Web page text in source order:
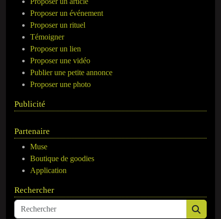
Proposer un événement
Proposer un rituel
Témoigner
Proposer un lien
Proposer une vidéo
Publier une petite annonce
Proposer une photo
Publicité
Partenaire
Muse
Boutique de goodies
Application
Rechercher